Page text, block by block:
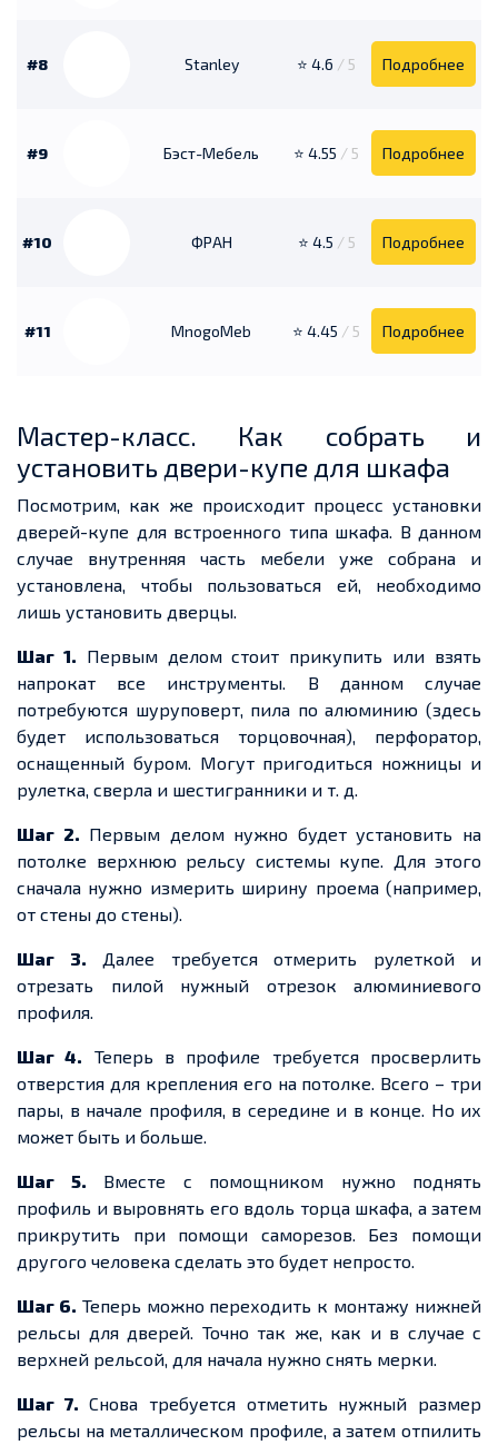
#8 Stanley ⭐ 4.6 / 5 Подробнее
#9 Бэст-Мебель ⭐ 4.55 / 5 Подробнее
#10 ФРАН ⭐ 4.5 / 5 Подробнее
#11 MnogoMeb ⭐ 4.45 / 5 Подробнее
Мастер-класс. Как собрать и
установить двери-купе для шкафа
Посмотрим, как же происходит процесс установки
дверей-купе для встроенного типа шкафа. В данном
случае внутренняя часть мебели уже собрана и
установлена, чтобы пользоваться ей, необходимо
лишь установить дверцы.
Шаг 1. Первым делом стоит прикупить или взять
напрокат все инструменты. В данном случае
потребуются шуруповерт, пила по алюминию (здесь
будет использоваться торцовочная), перфоратор,
оснащенный буром. Могут пригодиться ножницы и
рулетка, сверла и шестигранники и т. д.
Шаг 2. Первым делом нужно будет установить на
потолке верхнюю рельсу системы купе. Для этого
сначала нужно измерить ширину проема (например,
от стены до стены).
Шаг 3. Далее требуется отмерить рулеткой и
отрезать пилой нужный отрезок алюминиевого
профиля.
Шаг 4. Теперь в профиле требуется просверлить
отверстия для крепления его на потолке. Всего – три
пары, в начале профиля, в середине и в конце. Но их
может быть и больше.
Шаг 5. Вместе с помощником нужно поднять
профиль и выровнять его вдоль торца шкафа, а затем
прикрутить при помощи саморезов. Без помощи
другого человека сделать это будет непросто.
Шаг 6. Теперь можно переходить к монтажу нижней
рельсы для дверей. Точно так же, как и в случае с
верхней рельсой, для начала нужно снять мерки.
Шаг 7. Снова требуется отметить нужный размер
рельсы на металлическом профиле, а затем отпилить